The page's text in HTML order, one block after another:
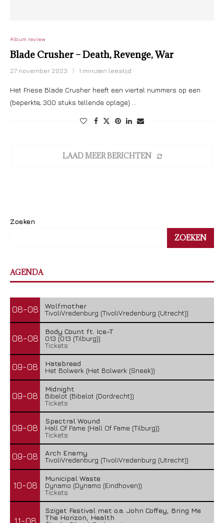
Album review
Blade Crusher – Death, Revenge, War
27 november 2023 1 minuten leestijd
Het Friese Blade Crusher heeft een viertal nummers op een
(beperkte, 300 stuks tellende oplage) …
LAAD MEER BERICHTEN
Zoeken
ZOEKEN
AGENDA
08-08
Wolfmother
TivoliVredenburg (TivoliVredenburg (Utrecht))
08-08
Body Count ft. Ice-T
013 (013 (Tilburg))
Tickets
09-08
Hatebreed
Het Bolwerk (Het Bolwerk (Sneek))
09-08
Midnight
Bibelot (Bibelot (Dordrecht))
Tickets
09-08
Spectral Wound
Hall Of Fame (Hall Of Fame (Tilburg))
Tickets
09-08
Arch Enemy
TivoliVredenburg (TivoliVredenburg (Utrecht))
10-08
Municipal Waste
Dynamo (Dynamo (Eindhoven))
Tickets
11-08
Sziget Festival met o.a. John Coffey, Bring Me
The Horizon, Health